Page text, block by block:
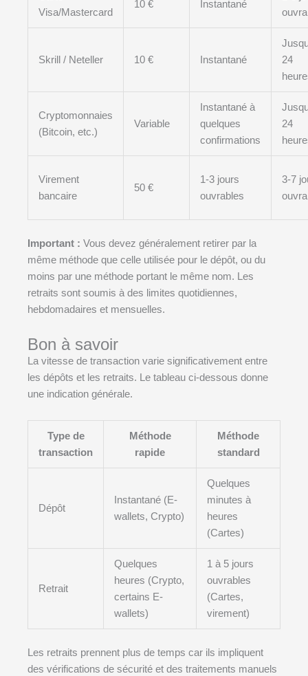
Visa/Mastercard
10 € Instantané
Skrill / Neteller 10 € Instantané
24
Cryptomonnaies
(Bitcoin, etc.)
Variable
Instantané à
quelques
confirmations
24
Virement
bancaire
50 €
1-3 jours
ouvrables
3-7
Important : Vous devez généralement retirer par la
même méthode que celle utilisée pour le dépôt, ou du
moins par une méthode portant le même nom. Les
retraits sont soumis à des limites quotidiennes,
hebdomadaires et mensuelles.
Bon à savoir
La vitesse de transaction varie significativement entre
les dépôts et les retraits. Le tableau ci-dessous donne
une indication générale.
Type de
transaction
Méthode
rapide
Méthode
standard
Dépôt
Instantané (E-
wallets, Crypto)
Quelques
minutes à
heures
(Cartes)
Retrait
Quelques
heures (Crypto,
certains E-
wallets)
1 à 5 jours
ouvrables
(Cartes,
virement)
Les retraits prennent plus de temps car ils impliquent
des vérifications de sécurité et des traitements manuels